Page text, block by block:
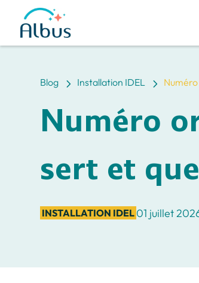
Blog 5 Installation IDEL 5
Numéro
sert et
INSTALLATION IDEL 01 juillet